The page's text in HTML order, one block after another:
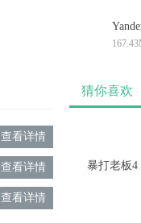
查看详情
查看详情
查看详情
猜你喜欢
暴打老板4